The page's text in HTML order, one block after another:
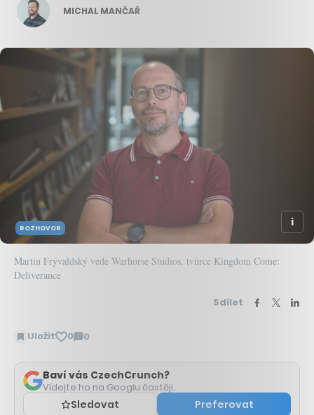
MICHAL MANČAŘ
ROZHOVOR
Martin Frývaldský vede Warhorse Studios, tvůrce Kingdom Come:
Deliverance
Sdílet
Uložit 0 0
Zobrazit
Baví vás CzechCrunch?
Vídejte ho na Googlu častěji.
Sledovat Preferovat